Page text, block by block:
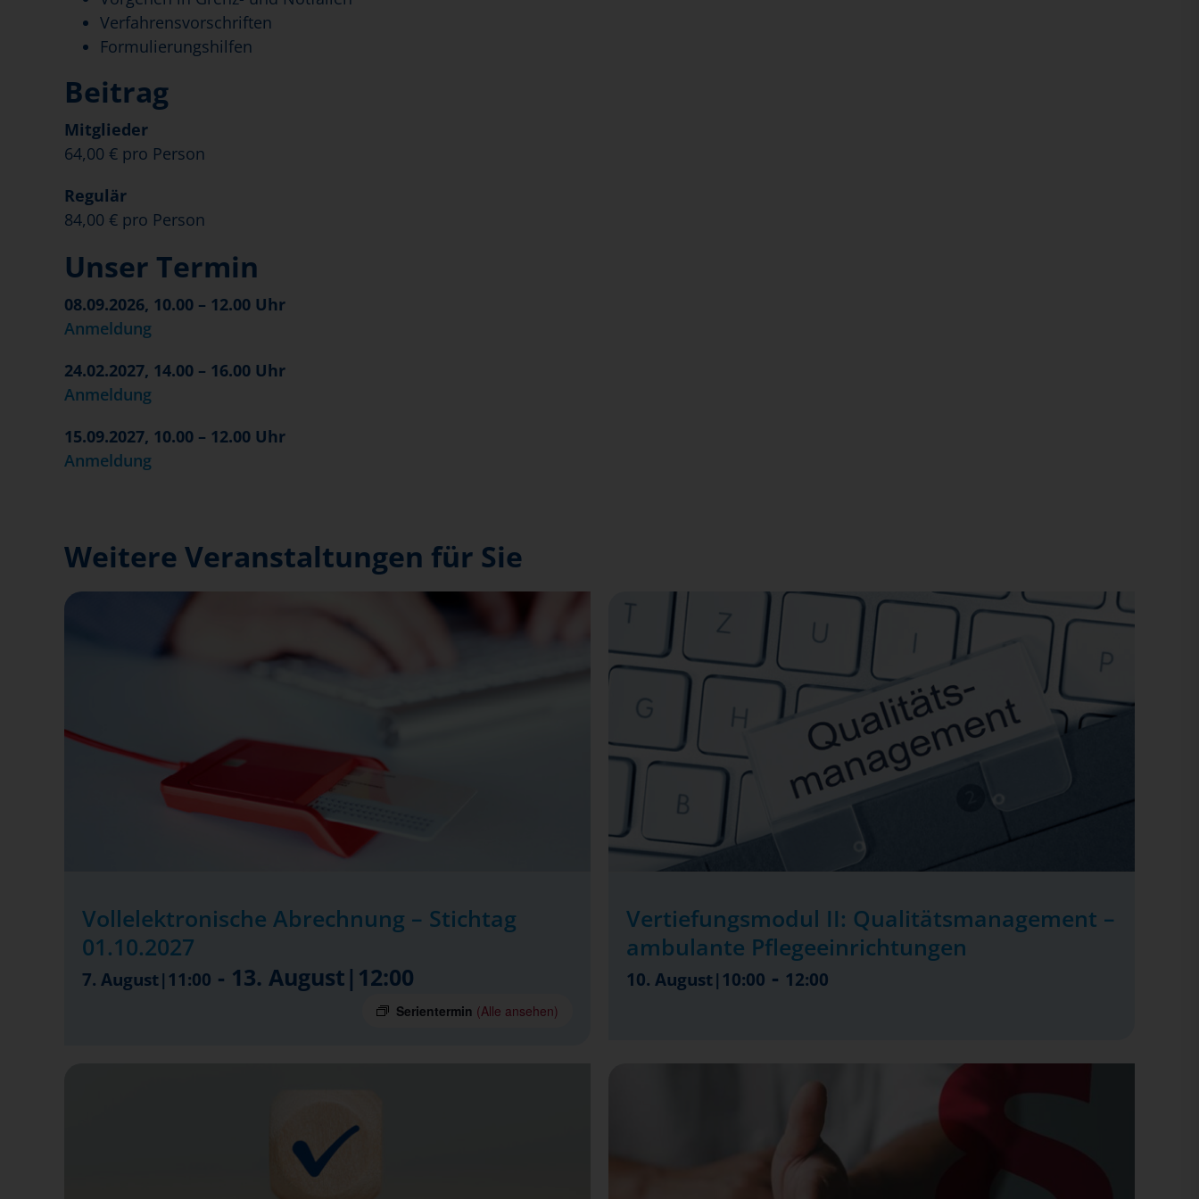
Verfahrensvorschriften
Formulierungshilfen
Beitrag
Mitglieder
64,00 € pro Person
Regulär
84,00 € pro Person
Unser Termin
08.09.2026, 10.00 – 12.00 Uhr
Anmeldung
24.02.2027, 14.00 – 16.00 Uhr
Anmeldung
15.09.2027, 10.00 – 12.00 Uhr
Anmeldung
Weitere Veranstaltungen für Sie
Vollelektronische Abrechnung – Stichtag
01.10.2027
7. August|11:00 - 13. August|12:00
Serientermin (Alle ansehen)
Vertiefungsmodul II: Qualitätsmanagement –
ambulante Pflegeeinrichtungen
10. August|10:00 - 12:00